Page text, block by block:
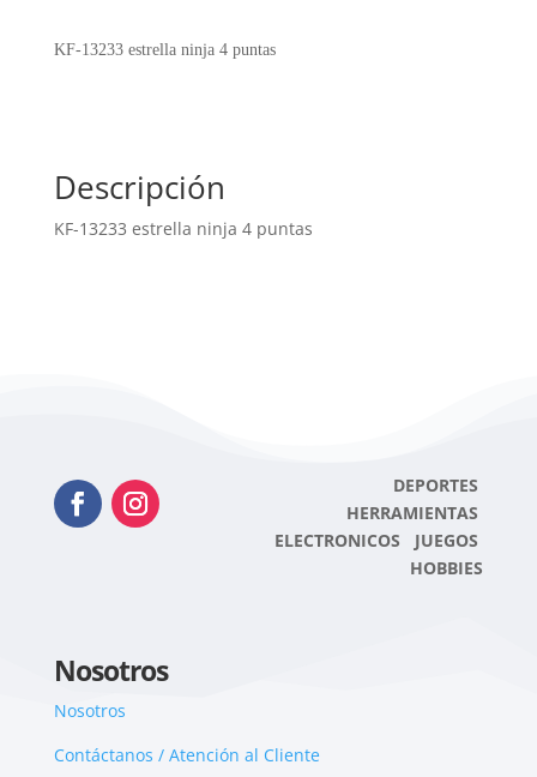
4
KF-13233 estrella ninja 4 puntas
Descripción
KF-13233 estrella ninja 4 puntas
DEPORTES
HERRAMIENTAS
ELECTRONICOS JUEGOS
HOBBIES
Nosotros
Nosotros
Contáctanos / Atención al Cliente